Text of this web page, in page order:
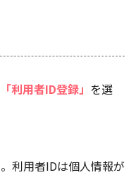
「利用者ID登録」 を選
利用者IDは個人情報が